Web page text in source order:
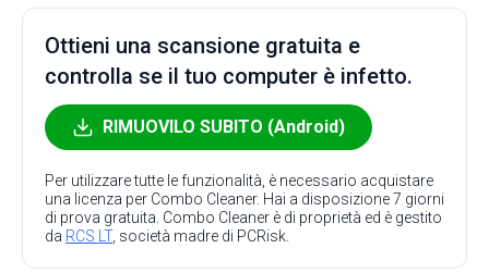
Ottieni una scansione gratuita e
controlla se il tuo computer è infetto.
RIMUOVILO SUBITO (Android)
Per utilizzare tutte le funzionalità, è necessario acquistare
una licenza per Combo Cleaner. Hai a disposizione 7 giorni
di prova gratuita. Combo Cleaner è di proprietà ed è gestito
da RCS LT, società madre di PCRisk.